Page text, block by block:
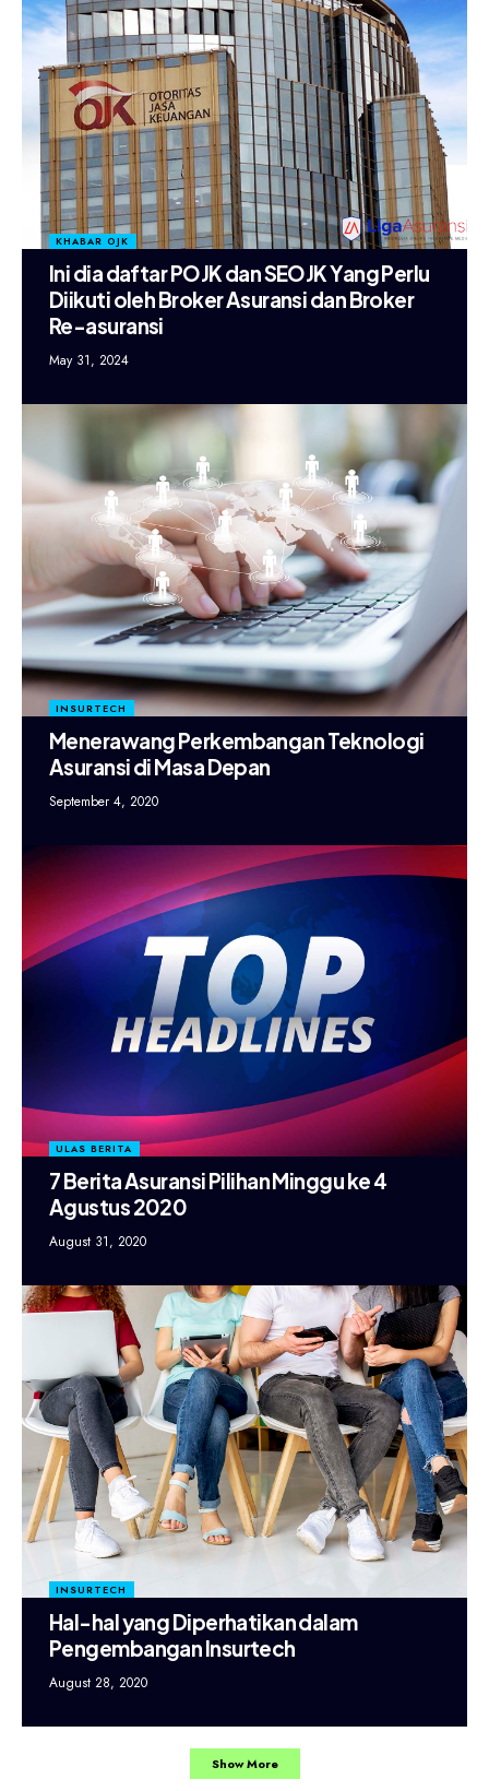
KHABAR OJK
Ini dia daftar POJK dan SEOJK Yang Perlu
Diikuti oleh Broker Asuransi dan Broker
Re-asuransi
May 31, 2024
INSURTECH
Menerawang Perkembangan Teknologi
Asuransi di Masa Depan
September 4, 2020
ULAS BERITA
7 Berita Asuransi Pilihan Minggu ke 4
Agustus 2020
August 31, 2020
INSURTECH
Hal-hal yang Diperhatikan dalam
Pengembangan Insurtech
August 28, 2020
Show More